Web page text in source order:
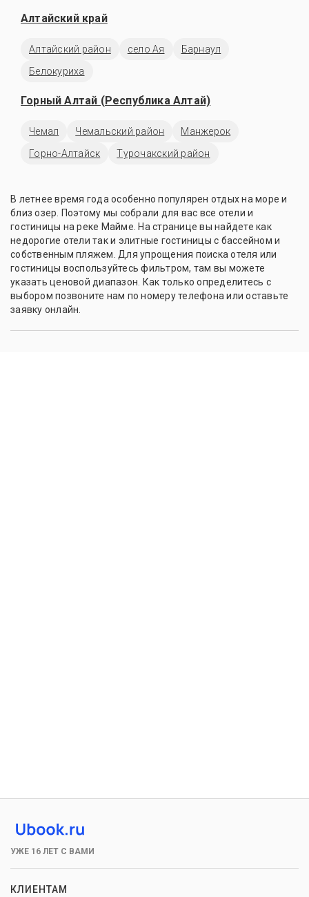
Алтайский край
Алтайский район село Ая
Барнаул
Белокуриха
Горный Алтай (Республика Алтай)
Чемал Чемальский район
Манжерок
Горно-Алтайск
Турочакский район
В летнее время года особенно популярен отдых на море и
близ озер. Поэтому мы собрали для вас все отели и
гостиницы на реке Майме. На странице вы найдете как
недорогие отели так и элитные гостиницы с бассейном и
собственным пляжем. Для упрощения поиска отеля или
гостиницы воспользуйтесь фильтром, там вы можете
указать ценовой диапазон. Как только определитесь с
выбором позвоните нам по номеру телефона или оставьте
заявку онлайн.
УЖЕ 16 ЛЕТ С ВАМИ
КЛИЕНТАМ